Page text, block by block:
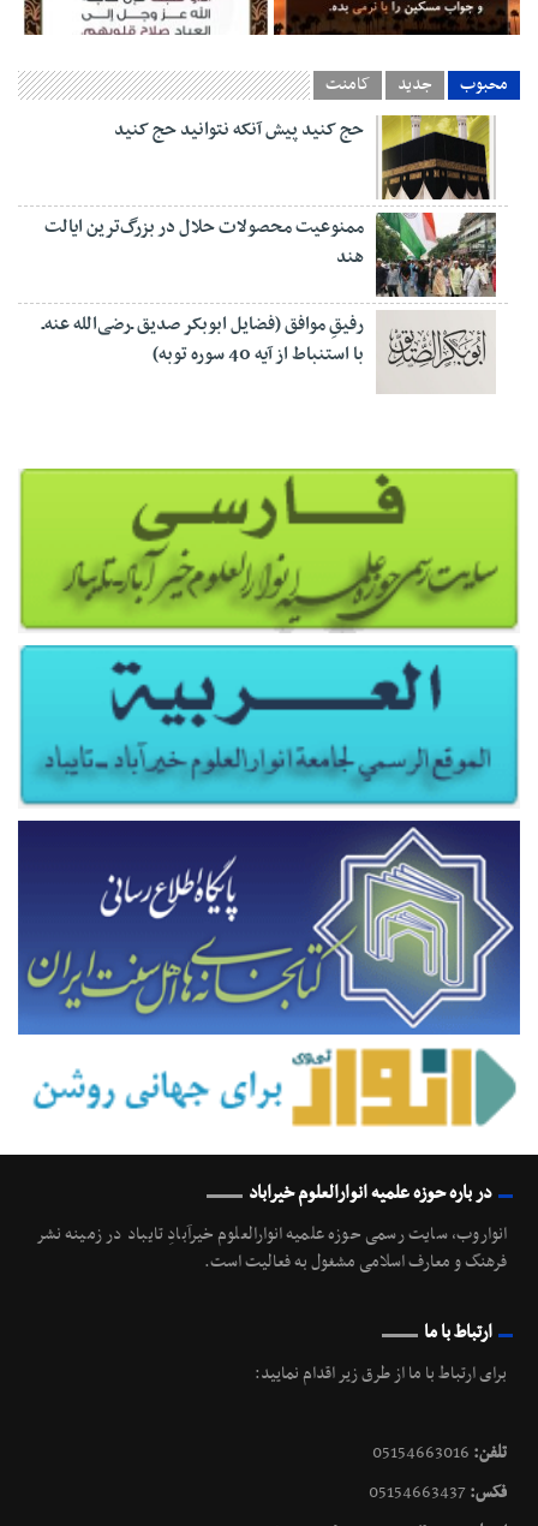
محبوب جدید کامنت
حج کنيد پيش آنکه نتوانيد حج کنيد
ممنوعیت محصولات حلال در بزرگ‌ترین ایالت
هند
رفیقِ موافق (فضایل ابوبکر صدیق ـ‌رضی‌الله عنه‌ـ
با استنباط از آیه 40 سوره توبه)
در باره حوزه علمیه انوارالعلوم خیراباد
انواروب، سایت رسمی حوزه علمیه انوارالعلوم خیرآبادِ تایباد در زمینه نشر
فرهنگ و معارف اسلامی مشغول به فعالیت است.
ارتباط با ما
برای ارتباط با ما از طرق زیر اقدام نمایید:
تلفن:
فکس:05154663437